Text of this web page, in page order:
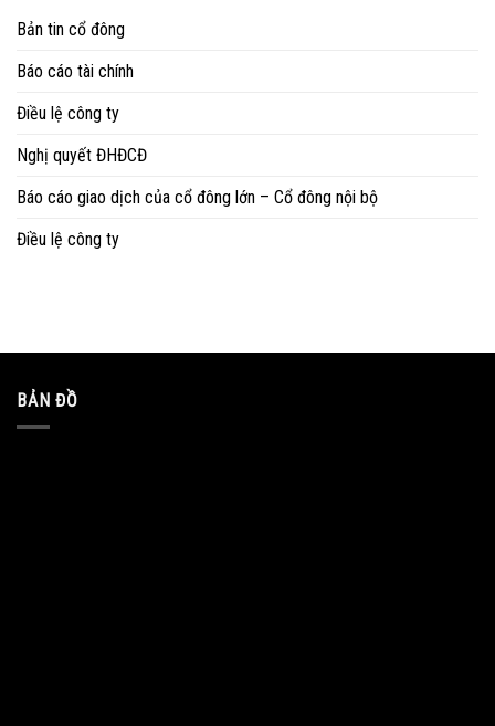
Bản tin cổ đông
Báo cáo tài chính
Điều lệ công ty
Nghị quyết ĐHĐCĐ
Báo cáo giao dịch của cổ đông lớn – Cổ đông nội bộ
Điều lệ công ty
BẢN ĐỒ